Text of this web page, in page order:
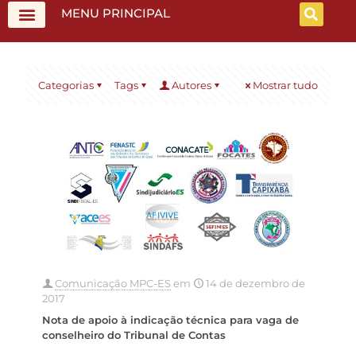
MENU PRINCIPAL
Categorias Tags Autores Mostrar tudo
Comunicação MPC-ESem
14 de dezembro de
2017
Nota de apoio à indicação técnica para vaga de
conselheiro do Tribunal de Contas